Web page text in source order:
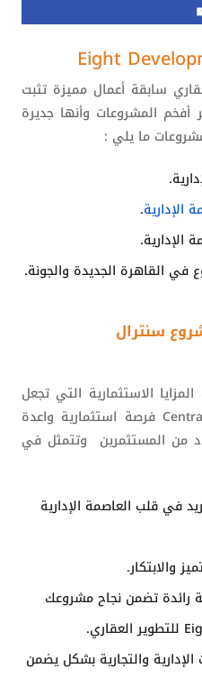
Eight
سابقة أعمال مميزة تثبت
المشروعات وأنها جديرة
ما يلي :
.
سنترال
الاستثمارية التي تجعل
فرصة استثمارية واعدة
من المستثمرين وتتمثل في
في قلب العاصمة الإدارية
والابتكار.
رائدة تضمن نجاح مشروعك
للتطوير العقاري.
والتجارية بشكل يضمن